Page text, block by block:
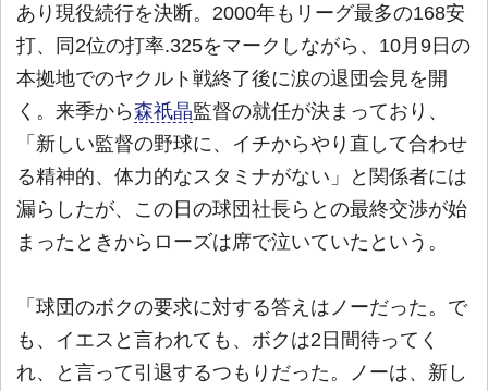
あり現役続行を決断。2000年もリーグ最多の168安
打、同2位の打率.325をマークしながら、10月9日の
本拠地でのヤクルト戦終了後に涙の退団会見を開
く。来季から森祇晶監督の就任が決まっており、
「新しい監督の野球に、イチからやり直して合わせ
る精神的、体力的なスタミナがない」と関係者には
漏らしたが、この日の球団社長らとの最終交渉が始
まったときからローズは席で泣いていたという。
「球団のボクの要求に対する答えはノーだった。で
も、イエスと言われても、ボクは2日間待ってく
れ、と言って引退するつもりだった。ノーは、新し